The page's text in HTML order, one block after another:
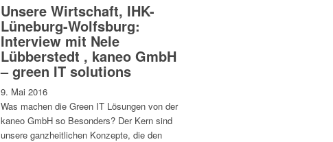
Unsere Wirtschaft, IHK-
Lüneburg-Wolfsburg:
Interview mit Nele
Lübberstedt , kaneo GmbH
– green IT solutions
9. Mai 2016
Was machen die Green IT Lösungen von der
kaneo GmbH so Besonders? Der Kern sind
unsere ganzheitlichen Konzepte, die den